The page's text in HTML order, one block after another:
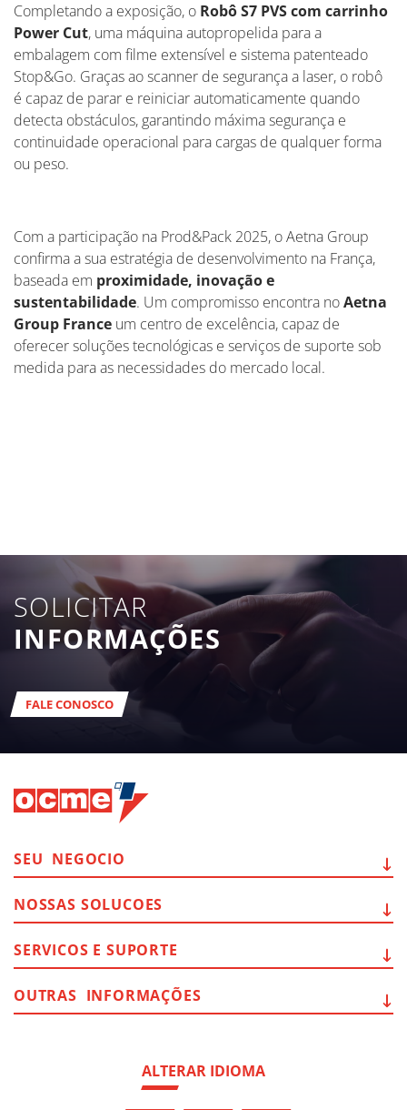
Completando a exposição, o Robô S7 PVS com carrinho
Power Cut, uma máquina autopropelida para a
embalagem com filme extensível e sistema patenteado
Stop&Go. Graças ao scanner de segurança a laser, o robô
é capaz de parar e reiniciar automaticamente quando
detecta obstáculos, garantindo máxima segurança e
continuidade operacional para cargas de qualquer forma
ou peso.
Com a participação na Prod&Pack 2025, o Aetna Group
confirma a sua estratégia de desenvolvimento na França,
baseada em proximidade, inovação e
sustentabilidade. Um compromisso encontra noAetna
Group France um centro de excelência, capaz de
oferecer soluções tecnológicas e serviços de suporte sob
medida para as necessidades do mercado local.
SOLICITAR
INFORMAÇÕES
FALE CONOSCO
ALTERAR IDIOMA
SEU NEGOCIO
NOSSAS SOLUCOES
SERVICOS E SUPORTE
OUTRAS INFORMAÇÕES